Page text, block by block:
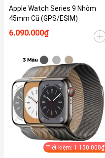
Apple Watch Series 9 Nhôm
45mm Cũ (GPS/ESIM)
6.090.000₫
Tiết kiệm: 1.150.000₫